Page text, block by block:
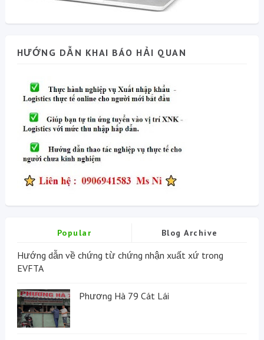
HƯỚNG DẪN KHAI BÁO HẢI QUAN
Popular Blog Archive
Hướng dẫn về chứng từ chứng nhận xuất xứ trong
EVFTA
Phương Hà 79 Cát Lái